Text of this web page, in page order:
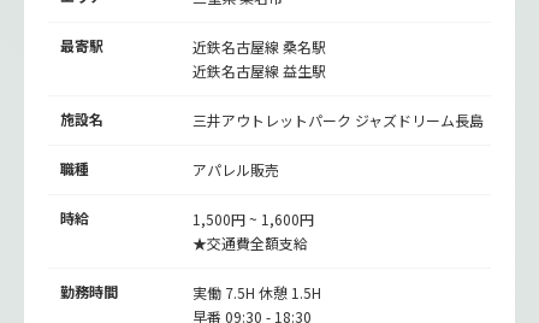
最寄駅 近鉄名古屋線桑名駅
近鉄名古屋線益生駅
施設名 三井アウトレットパーク ジャズドリーム長島
職種 アパレル販売
時給
1,500円 ~ 1,600円
★交通費全額支給
勤務時間
実働 7.5H 休憩 1.5H
早番 09:30 - 18:30